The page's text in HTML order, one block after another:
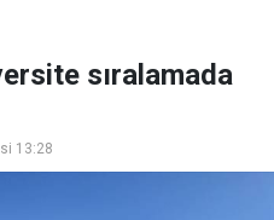
sıralamada
13:28